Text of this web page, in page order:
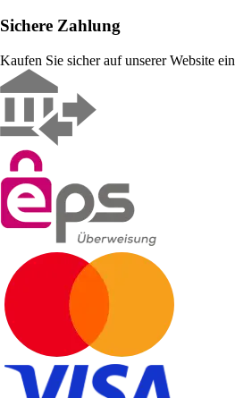
Sichere Zahlung
Kaufen Sie sicher auf unserer Website ein